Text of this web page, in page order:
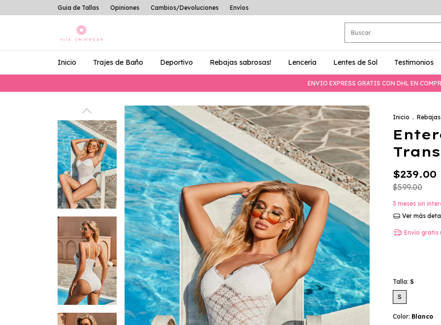
Guia de Tallas Opiniones Cambios/Devoluciones Envíos
Inicio Trajes de Baño Deportivo Rebajas sabrosas! Lencería Lentes de Sol Testimonios
ENVIO EXPRESS GRATIS CON DHL EN COMPRAS
Inicio .
$239.00
$599.00
3 meses sin
Ver más
Envío gratis
Talla: S
S
Color: Blanco